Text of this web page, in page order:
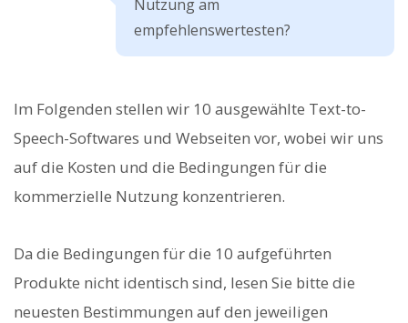
Nutzung am
empfehlenswertesten?
Im Folgenden stellen wir 10 ausgewählte Text-to-
Speech-Softwares und Webseiten vor, wobei wir uns
auf die Kosten und die Bedingungen für die
kommerzielle Nutzung konzentrieren.
Da die Bedingungen für die 10 aufgeführten
Produkte nicht identisch sind, lesen Sie bitte die
neuesten Bestimmungen auf den jeweiligen